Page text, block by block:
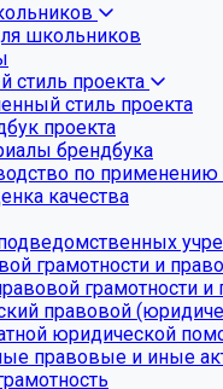
школьников
стиль проекта
стиль проекта
проекта
брендбука
по применению
качества
грамотности и
грамотности
правовой
юридической
правовые и иные